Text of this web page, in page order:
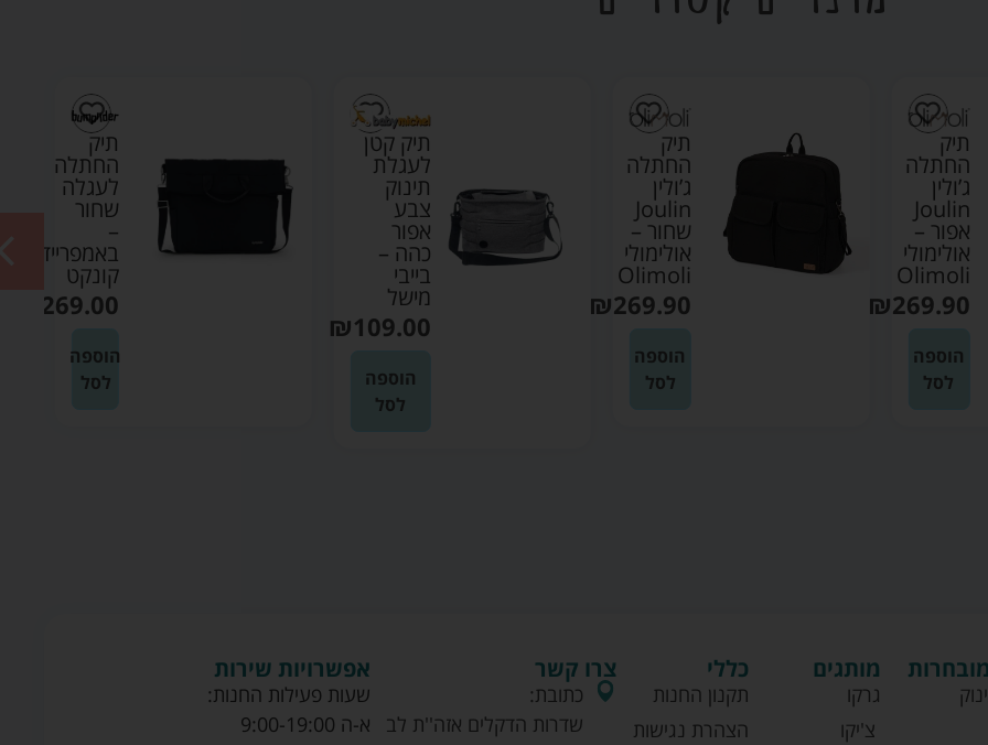
תיק
החתלה
ג’ולין
Joulin
אפור –
אולימולי
Olimoli
₪269.90
הוספה
לסל
תיק
החתלה
ג’ולין
Joulin
שחור –
אולימולי
Olimoli
₪269.90
הוספה
לסל
תיק קטן
לעגלת
תינוק
צבע
אפור
כהה –
בייבי
מישל
₪109.00
הוספה
לסל
תיק
החתלה
לעגלה
שחור
–
באמפריידר
קונקט
269.00
הוספה
לסל
מותגים
גרקו
צ'יקו
כללי
תקנון החנות
הצהרת נגישות
צרו קשר
כתובת:
שדרות הדקלים אזה''ת לב
אפשרויות שירות
שעות פעילות החנות:
א-ה 9:00-19:00